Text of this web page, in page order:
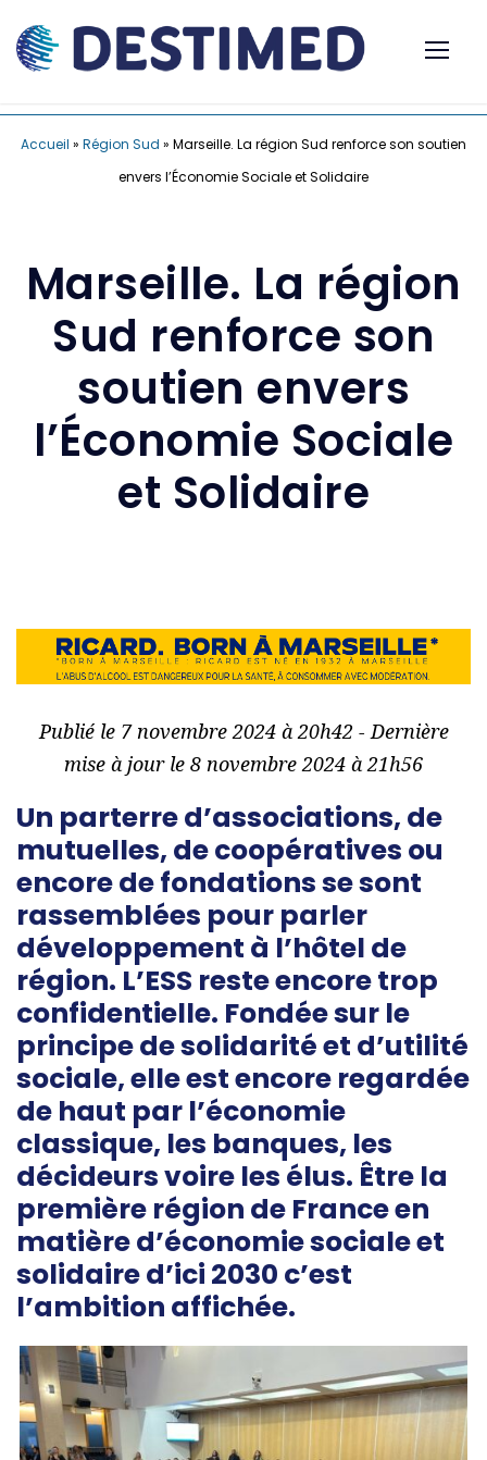
Accueil » Région Sud » Marseille. La région Sud renforce son soutien
envers l’Économie Sociale et Solidaire
Marseille. La région
Sud renforce son
soutien envers
l’Économie Sociale
et Solidaire
Publié le 7 novembre 2024 à 20h42 - Dernière
mise à jour le 8 novembre 2024 à 21h56
Un parterre d’associations, de
mutuelles, de coopératives ou
encore de fondations se sont
rassemblées pour parler
développement à l’hôtel de
région. L’ESS reste encore trop
confidentielle. Fondée sur le
principe de solidarité et d’utilité
sociale, elle est encore regardée
de haut par l’économie
classique, les banques, les
décideurs voire les élus. Être la
première région de France en
matière d’économie sociale et
solidaire d’ici 2030 c’est
l’ambition affichée.